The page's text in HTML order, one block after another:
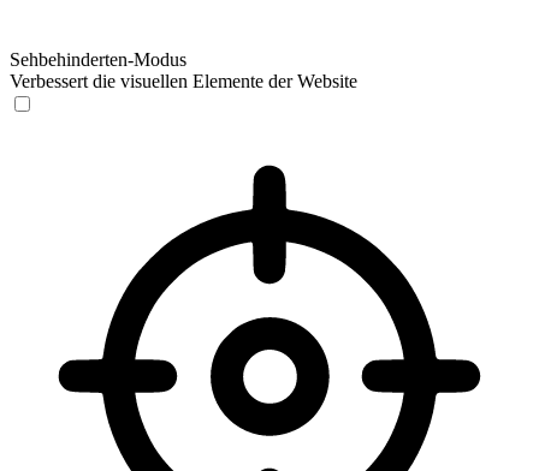
Sehbehinderten-Modus
Verbessert die visuellen Elemente der Website